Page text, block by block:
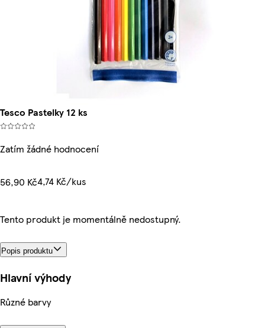
Tesco Pastelky 12 ks
Zatím žádné hodnocení
56,90 Kč4,74 Kč/kus
Tento produkt je momentálně nedostupný.
Popis produktu
Hlavní výhody
Různé barvy